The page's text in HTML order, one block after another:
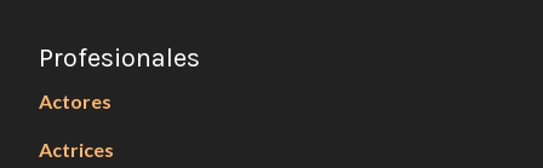
Profesionales
Actores
Actrices